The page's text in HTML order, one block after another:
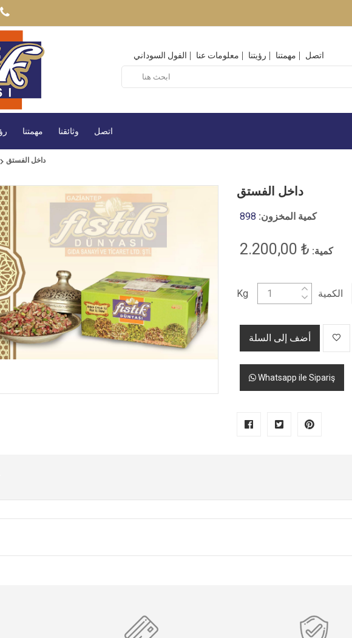
الفول السوداني معلومات عنا رؤيتنا مهمتنا اتصل
مهمتنا وثائقنا اتصل
داخل الفستق
داخل الفستق
كمية المخزون: 898
كمية: ₺ 2.200,00
Kg الكمية
أضف إلى السلة
Whatsapp ile Sipariş